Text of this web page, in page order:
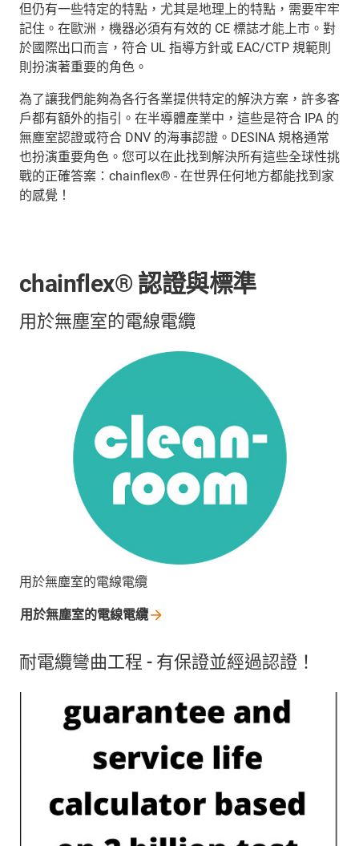
但仍有一些特定的特點，尤其是地理上的特點，需要牢牢
記住。在歐洲，機器必須有有效的 CE 標誌才能上市。對
於國際出口而言，符合 UL 指導方針或 EAC/CTP 規範則
則扮演著重要的角色。
為了讓我們能夠為各行各業提供特定的解決方案，許多客
戶都有額外的指引。在半導體產業中，這些是符合 IPA 的
無塵室認證或符合 DNV 的海事認證。DESINA 規格通常
也扮演重要角色。您可以在此找到解決所有這些全球性挑
戰的正確答案：chainflex® - 在世界任何地方都能找到家
的感覺！
chainflex® 認證與標準
用於無塵室的電線電纜
用於無塵室的電線電纜
用於無塵室的電線電纜
耐電纜彎曲工程 - 有保證並經過認證！